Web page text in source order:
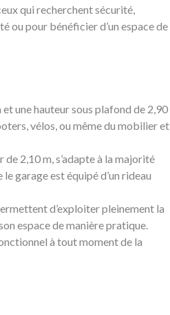
qui recherchent sécurité,
ou pour bénéficier d’un espace de
une hauteur sous plafond de 2,90
vélos, ou même du mobilier et
de 2,10 m, s’adapte à la majorité
garage est équipé d’un rideau
d’exploiter pleinement la
espace de manière pratique.
à tout moment de la